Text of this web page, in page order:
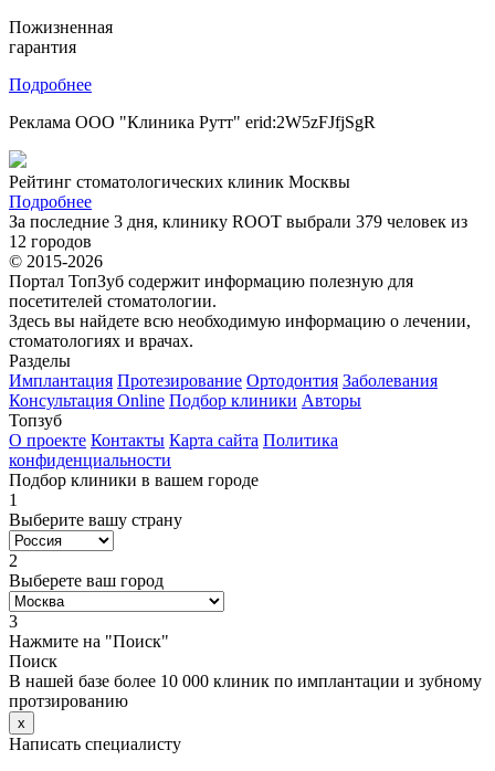
Пожизненная
гарантия
Подробнее
Реклама ООО "Клиника Рутт" erid:2W5zFJfjSgR
Рейтинг стоматологических клиник Москвы
Подробнее
За последние 3 дня, клинику ROOT выбрали 379 человек из
12 городов
© 2015-2026
Портал ТопЗуб содержит информацию полезную для
посетителей стоматологии.
Здесь вы найдете всю необходимую информацию о лечении,
стоматологиях и врачах.
Разделы
Имплантация Протезирование Ортодонтия Заболевания
Консультация Online Подбор клиники Авторы
Топзуб
О проекте Контакты Карта сайта Политика
конфиденциальности
Подбор клиники в вашем городе
1
Выберите вашу страну
2
Выберете ваш город
3
Нажмите на "Поиск"
Поиск
В нашей базе более 10 000 клиник по имплантации и зубному
протзированию
x
Написать специалисту